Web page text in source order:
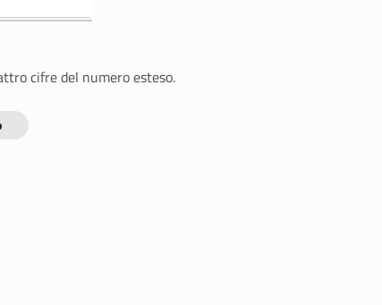
cifre del numero esteso.